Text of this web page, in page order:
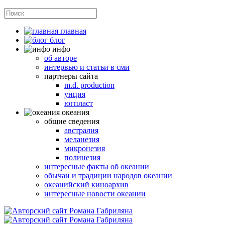
главная
блог
инфо
об авторе
интервью и статьи в сми
партнеры сайта
m.d. production
унция
югпласт
океания
общие сведения
австралия
меланезия
микронезия
полинезия
интересные факты об океании
обычаи и традиции народов океании
океанийский киноархив
интересные новости океании